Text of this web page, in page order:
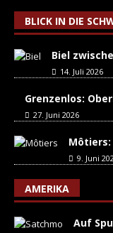
BLICK IN DIE
Biel
14. Juli 2026
Grenzenlos:
27. Juni 2026
9. Juni
AMERIKA
Auf